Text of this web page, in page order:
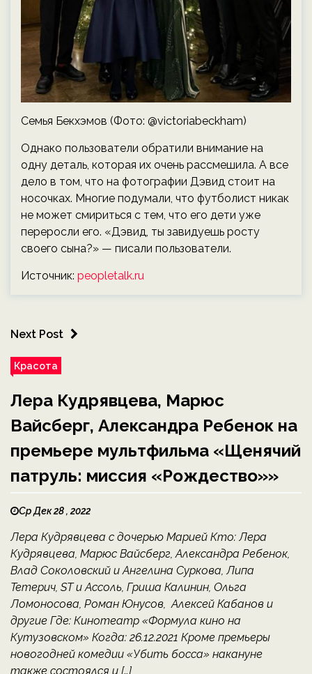
Семья Бекхэмов (Фото: @victoriabeckham)
Однако пользователи обратили внимание на
одну деталь, которая их очень рассмешила. А все
дело в том, что на фотографии Дэвид стоит на
носочках. Многие подумали, что футболист никак
не может смириться с тем, что его дети уже
переросли его. «Дэвид, ты завидуешь росту
своего сына?» — писали пользователи.
Источник: peopletalk.ru
Next Post
Красота
Лера Кудрявцева, Марюс
Вайсберг, Александра Ребенок на
премьере мультфильма «Щенячий
патруль: миссия «Рождество»»
Ср Дек 28 , 2022
Лера Кудрявцева с дочерью Марией Кто: Лера
Кудрявцева, Марюс Вайсберг, Александра Ребенок,
Влад Соколовский и Ангелина Суркова, Липа
Тетерич, ST и Ассоль, Гриша Калинин, Ольга
Ломоносова, Роман Юнусов, Алексей Кабанов и
другие Где: Кинотеатр «Формула кино на
Кутузовском» Когда: 26.12.2021 Кроме премьеры
новогодней комедии «Убить босса» накануне
также состоялся и […]